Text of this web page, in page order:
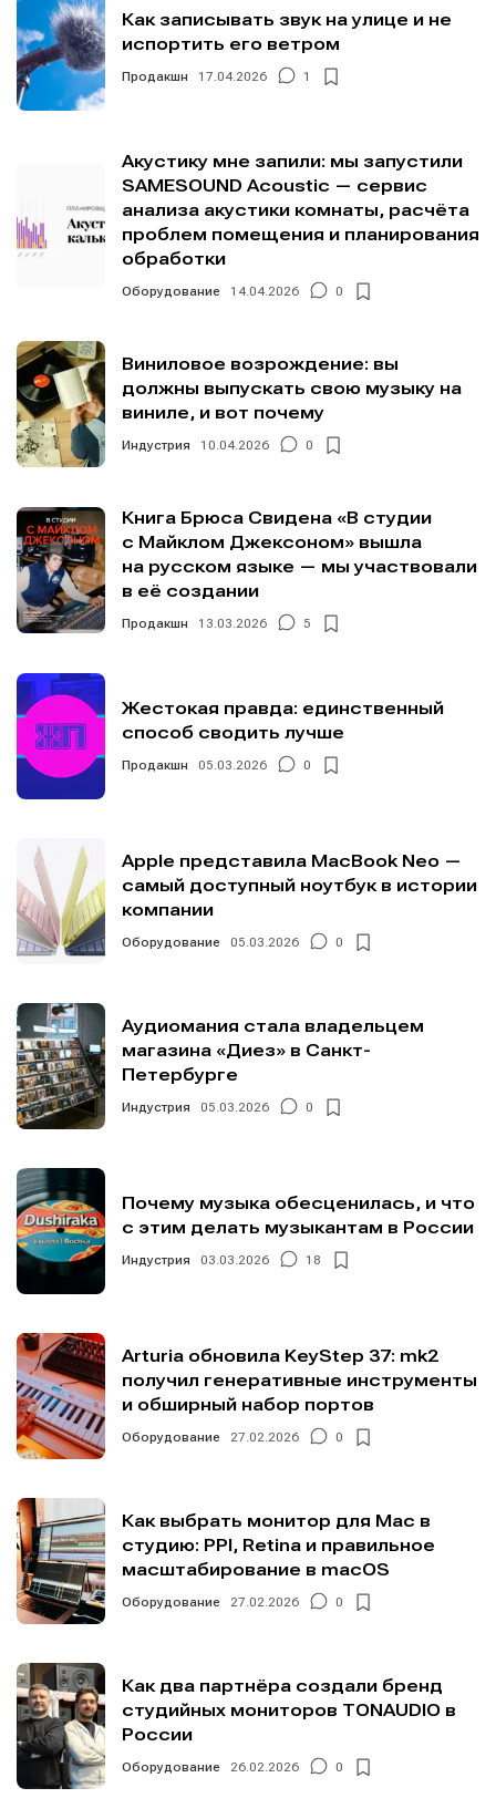
Как записывать звук на улице и не
испортить его ветром
Продакшн 17.04.2026 1
Акустику мне запили: мы запустили
SAMESOUND Acoustic — сервис
анализа акустики комнаты, расчёта
проблем помещения и планирования
обработки
Оборудование 14.04.2026 0
Виниловое возрождение: вы
должны выпускать свою музыку на
виниле, и вот почему
Индустрия 10.04.2026 0
Книга Брюса Свидена «В студии
с Майклом Джексоном» вышла
на русском языке — мы участвовали
в её создании
Продакшн 13.03.2026 5
Жестокая правда: единственный
способ сводить лучше
Продакшн 05.03.2026 0
Apple представила MacBook Neo —
самый доступный ноутбук в истории
компании
Оборудование 05.03.2026 0
Аудиомания стала владельцем
магазина «Диез» в Санкт-
Петербурге
Индустрия 05.03.2026 0
Почему музыка обесценилась, и что
с этим делать музыкантам в России
Индустрия 03.03.2026 18
Arturia обновила KeyStep 37: mk2
получил генеративные инструменты
и обширный набор портов
Оборудование 27.02.2026 0
Как выбрать монитор для Mac в
студию: PPI, Retina и правильное
масштабирование в macOS
Оборудование 27.02.2026 0
Как два партнёра создали бренд
студийных мониторов TONAUDIO в
России
Оборудование 26.02.2026 0